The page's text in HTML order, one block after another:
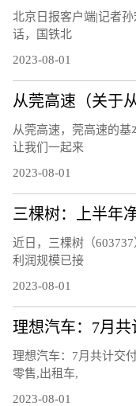
北京日报客户端|记者
话，国铁北
2023-08-01
从莞高速（关于
从莞高速，莞高速的
让我们一起来
2023-08-01
三棵树：上半年
近日，三棵树（
利润规模已接
2023-08-01
理想汽车：7月共计交
零售,出租车,
2023-08-01